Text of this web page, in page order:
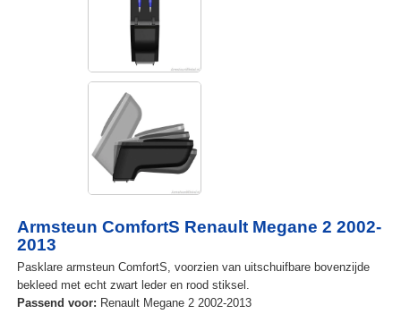
Armsteun ComfortS Renault Megane 2 2002-
2013
Pasklare armsteun ComfortS, voorzien van uitschuifbare bovenzijde
bekleed met echt zwart leder en rood stiksel.
Passend voor: Renault Megane 2 2002-2013